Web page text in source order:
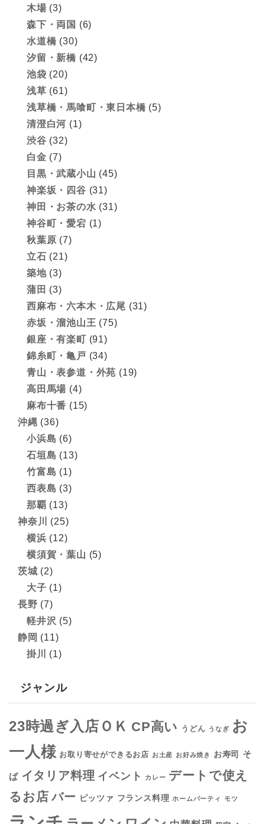
木場 (3)
森下・両国 (6)
水道橋 (30)
汐留・新橋 (42)
池袋 (20)
浅草 (61)
浅草橋・馬喰町・東日本橋 (5)
清澄白河 (1)
渋谷 (32)
白金 (7)
目黒・武蔵小山 (45)
神楽坂・四谷 (31)
神田・お茶の水 (31)
神谷町・愛宕 (1)
秋葉原 (7)
立石 (21)
築地(3)
蒲田 (3)
西麻布・六本木・広尾 (31)
赤坂・溜池山王 (75)
銀座・有楽町 (91)
錦糸町・亀戸 (34)
青山・表参道・外苑 (19)
高田馬場 (4)
麻布十番 (15)
沖縄 (36)
小浜島 (6)
石垣島 (13)
竹富島 (1)
西表島 (3)
那覇 (13)
神奈川
(25)
横浜 (12)
横須賀・葉山 (5)
茨城 (2)
大子 (1)
長野 (7)
軽井沢 (5)
静岡 (11)
掛川
(1)
ジャンル
23時過ぎ入店ＯＫ CP高い うどん うなぎ お
一人様 お取り寄せができるお店 お土産 お好み焼き お寿司 そ
ば イタリア料理 イベント カレー デートで使え
るお店 バー ピッツァ フランス料理 ホームパーティ モツ